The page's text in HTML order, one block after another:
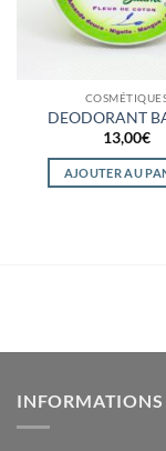
DEODORANT
13,00€
AJOUTER AU
INFORMATIONS